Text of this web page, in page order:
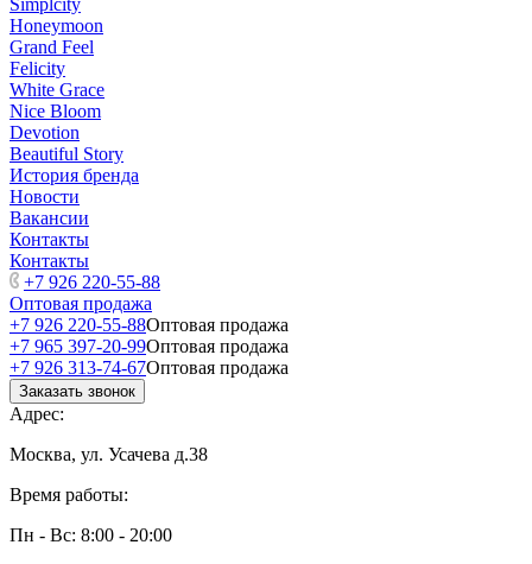
Simplcity
Honeymoon
Grand Feel
Felicity
White Grace
Nice Bloom
Devotion
Beautiful Story
История бренда
Новости
Вакансии
Контакты
Контакты
+7 926 220-55-88
Оптовая продажа
+7 926 220-55-88Оптовая продажа
+7 965 397-20-99Оптовая продажа
+7 926 313-74-67Оптовая продажа
Заказать звонок
Адрес:
Москва, ул. Усачева д.38
Время работы:
Пн - Вс: 8:00 - 20:00